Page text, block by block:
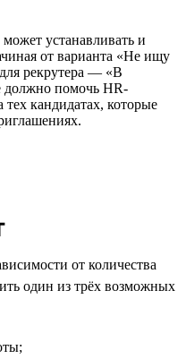
устанавливать и
от варианта «Не ищу
рекрутера — «В
должно помочь HR-
тех кандидатах, которые
от количества
один из трёх возможных